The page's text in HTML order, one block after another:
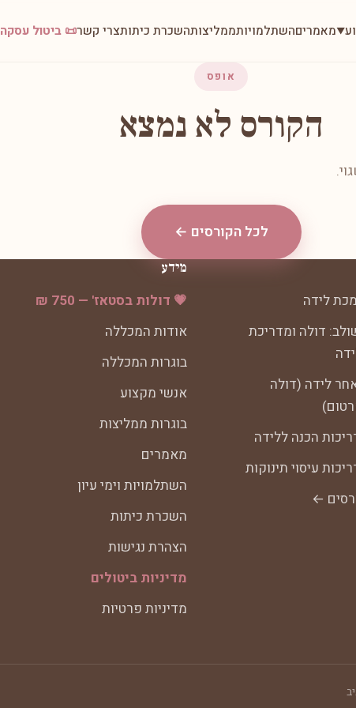
▼מאמריםהשתלמויותממליצותהשכרת כיתותצרי קשר📜 ביטול עסקה
אופס
הקורס לא נמצא
לכל הקורסים ←
לידה
דולה ומדריכת
לידה (דולה
הכנה ללידה
עיסוי תינוקות
←
מידע
💗 דולות בסטאז' — 750 ₪
אודות המכללה
בוגרות המכללה
אנשי מקצוע
בוגרות ממליצות
מאמרים
השתלמויות וימי עיון
השכרת כיתות
הצהרת נגישות
מדיניות ביטולים
מדיניות פרטיות